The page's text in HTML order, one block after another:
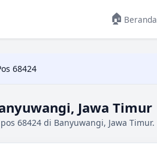
🏠 Beranda
68424
Jawa Timur
68424 di Banyuwangi, Jawa Timur.